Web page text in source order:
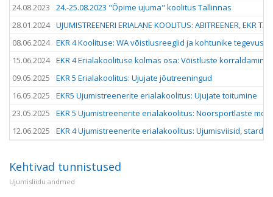
24.08.2023
24.-25.08.2023 "Õpime ujuma" koolitus Tallinnas
28.01.2024 UJUMISTREENERI ERIALANE KOOLITUS: ABITREENER, EKR
08.06.2024 EKR 4 Koolituse: WA võistlusreeglid ja kohtunike tegevus
15.06.2024 EKR 4 Erialakoolituse kolmas osa: Võistluste
09.05.2025
EKR 5 Erialakoolitus: Ujujate jõutreeningud
16.05.2025
EKR5 Ujumistreenerite erialakoolitus: Ujujate toitumine
23.05.2025
EKR 5 Ujumistreenerite erialakoolitus: Noorsportlaste
12.06.2025
EKR 4 Ujumistreenerite erialakoolitus: Ujumisviisid,
Kehtivad tunnistused
Ujumisliidu andmed